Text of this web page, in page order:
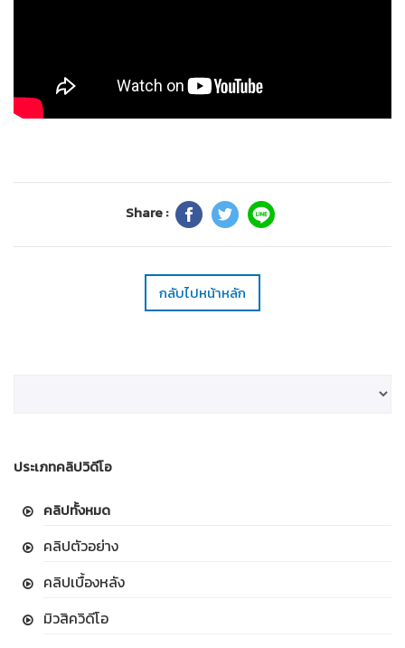
Share :
กลับไปหน้าหลัก
ประเภทคลิปวิดีโอ
คลิปทั้งหมด
คลิปตัวอย่าง
คลิปเบื้องหลัง
มิวสิควิดีโอ